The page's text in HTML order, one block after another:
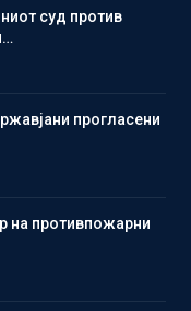
суд против
прогласени
на противпожарни